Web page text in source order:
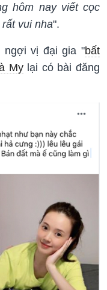
hôm nay viết cọc
vui nha".
ngợi vị đại gia "bất
Mylại có bài đăng